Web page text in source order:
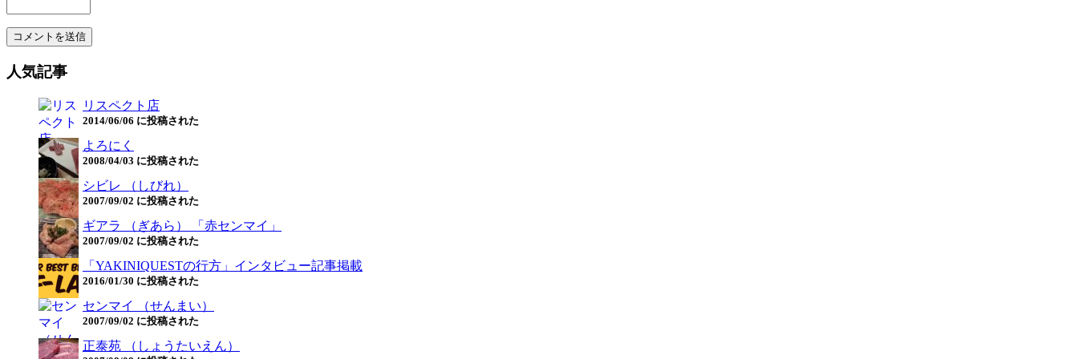
人気記事
リスペクト店
2014/06/06 に投稿された
よろにく
2008/04/03 に投稿された
シビレ （しびれ）
2007/09/02 に投稿された
ギアラ （ぎあら） 「赤センマイ」
2007/09/02 に投稿された
「YAKINIQUESTの行方」インタビュー記事掲載
2016/01/30 に投稿された
センマイ （せんまい）
2007/09/02 に投稿された
正泰苑 （しょうたいえん）